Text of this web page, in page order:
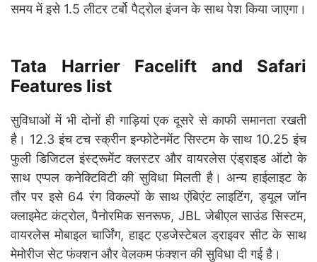
समय में इसे 1.5 लीटर टर्बो पैट्रोल इंजन के साथ पेश किया जाएगा।
Tata Harrier Facelift and Safari
Features list
सुविधाओं में भी दोनों ही गाड़ियां एक दूसरे से काफी समानता रखती
है। 12.3 इंच टच स्क्रीन इन्फोटेनमेंट सिस्टम के साथ 10.25 इंच
फुली डिजिटल इंस्ट्रूमेंट क्लस्टर और वायरलेस एंड्राइड ऑटो के
साथ एप्पल कनेक्टिविटी की सुविधा मिलती है। अन्य हाईलाइट के
तौर पर इसे 64 रंग विकल्पों के साथ एंबिएंट लाइटिंग, ड्यूल जॉन
क्लाइमेट कंट्रोल, पैनोरमिक सनरूफ, JBL जेबीएल साउंड सिस्टम,
वायरलेस मोबाइल चार्जिंग, हाइट एडजेस्टेबल ड्राइवर सीट के साथ
मेमोरीज सेट फंक्शन और वेलकम फंक्शन की सुविधा दी गई है।